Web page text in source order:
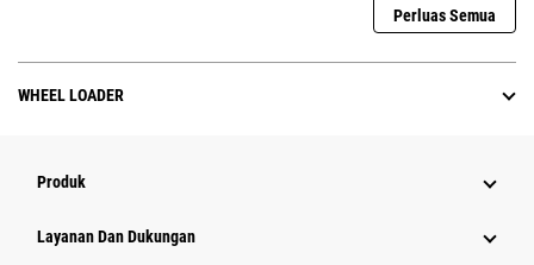
Perluas Semua
WHEEL LOADER
Produk
Layanan Dan Dukungan